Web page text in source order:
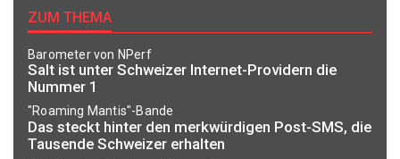
ZUM THEMA
Barometer von NPerf
Salt ist unter Schweizer Internet-Providern die
Nummer 1
"Roaming Mantis"-Bande
Das steckt hinter den merkwürdigen Post-SMS, die
Tausende Schweizer erhalten